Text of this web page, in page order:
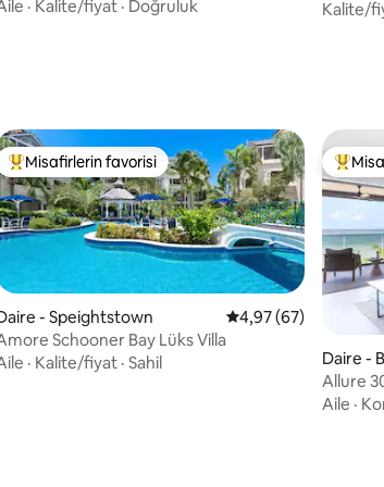
· Kalite/fiyat · Doğruluk
Kalite/
4,96 puan, 56 değerlendirme
Misafirlerin favorilerinden en beğenilenler arasında
Misafirlerin favorisi
- Speightstown 5 üzerinden
4,97 (67)
Schooner Bay Lüks Villa
· Kalite/fiyat · Sahil Daire -
Allure
Aile ·